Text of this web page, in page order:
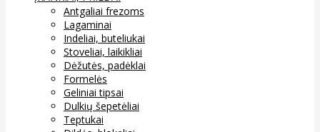
Antgaliai frezoms
Lagaminai
Indeliai, buteliukai
Stoveliai, laikikliai
Dėžutės, padėklai
Formelės
Geliniai tipsai
Dulkių šepetėliai
Teptukai